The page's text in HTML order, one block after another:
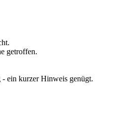
getroffen.
ein kurzer Hinweis genügt.